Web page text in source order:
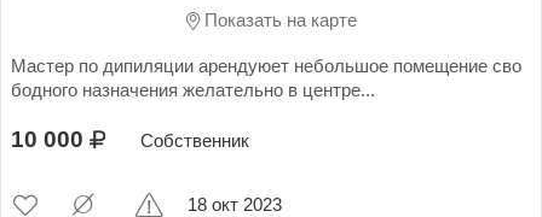
Показать на карте
Мастер по дипиляции арендуюет небольшое помещение сво
бодного назначения желательно в центре...
10 000 Собственник
18 окт 2023